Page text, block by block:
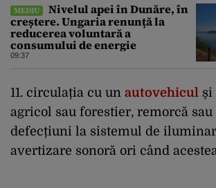
MEDIU
Nivelul apei în Dunăre, în
creștere. Ungaria renunță la
reducerea voluntară a
consumului de energie
09:37
11. circulația cu un autovehicul și
agricol sau forestier, remorcă
defecțiuni la sistemul de
avertizare sonoră ori când